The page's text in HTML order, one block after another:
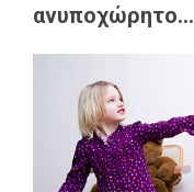
ανυποχώρητο…